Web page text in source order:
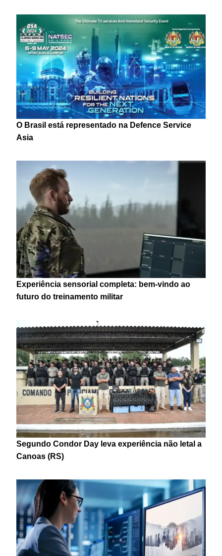
O Brasil está representado na Defence Service
Asia
Experiência sensorial completa: bem-vindo ao
futuro do treinamento militar
Segundo Condor Day leva experiência não letal a
Canoas (RS)